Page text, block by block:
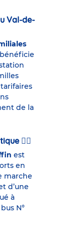
Val-de-
de la
🤸‍♀️
est
en
marche
d’une
à
N°